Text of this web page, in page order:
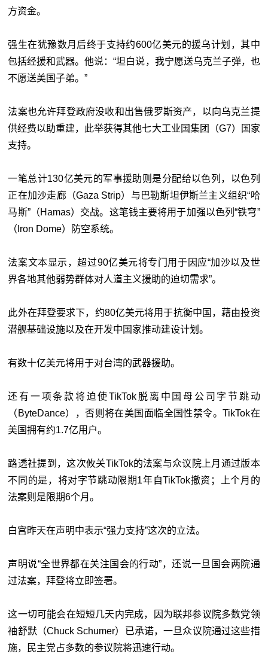
方资金。
强生在犹豫数月后终于支持约600亿美元的援乌计划，其中
包括经援和武器。他说：“坦白说，我宁愿送乌克兰子弹，也
不愿送美国子弟。”
法案也允许拜登政府没收和出售俄罗斯资产，以向乌克兰提
供经费以助重建，此举获得其他七大工业国集团（G7）国家
支持。
一笔总计130亿美元的军事援助则是分配给以色列，以色列
正在加沙走廊（Gaza Strip）与巴勒斯坦伊斯兰主义组织“哈
马斯”（Hamas）交战。这笔钱主要将用于加强以色列“铁穹”
（Iron Dome）防空系统。
法案文本显示，超过90亿美元将专门用于因应“加沙以及世
界各地其他弱势群体对人道主义援助的迫切需求”。
此外在拜登要求下，约80亿美元将用于抗衡中国，藉由投资
潜舰基础设施以及在开发中国家推动建设计划。
有数十亿美元将用于对台湾的武器援助。
还有一项条款将迫使TikTok脱离中国母公司字节跳动
（ByteDance），否则将在美国面临全国性禁令。TikTok在
美国拥有约1.7亿用户。
路透社提到，这次攸关TikTok的法案与众议院上月通过版本
不同的是，将对字节跳动限期1年自TikTok撤资；上个月的
法案则是限期6个月。
白宫昨天在声明中表示“强力支持”这次的立法。
声明说“全世界都在关注国会的行动”，还说一旦国会两院通
过法案，拜登将立即签署。
这一切可能会在短短几天内完成，因为联邦参议院多数党领
袖舒默（Chuck Schumer）已承诺，一旦众议院通过这些措
施，民主党占多数的参议院将迅速行动。